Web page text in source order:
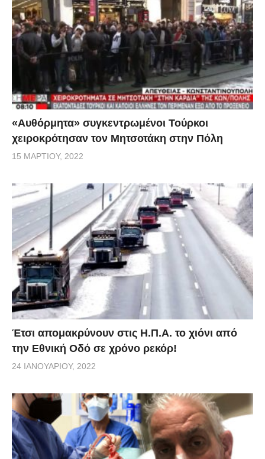
«Αυθόρμητα» συγκεντρωμένοι Τούρκοι
χειροκρότησαν τον Μητσοτάκη στην Πόλη
15 ΜΑΡΤΊΟΥ, 2022
Έτσι απομακρύνουν στις Η.Π.Α. το χιόνι από
την Εθνική Οδό σε χρόνο ρεκόρ!
24 ΙΑΝΟΥΑΡΊΟΥ, 2022